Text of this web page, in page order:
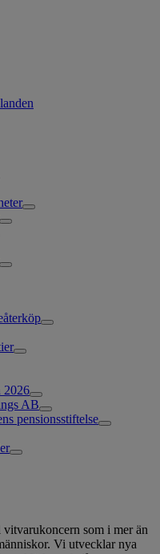
2026
AB
pensionsstiftelse
som i mer än
Vi utvecklar nya